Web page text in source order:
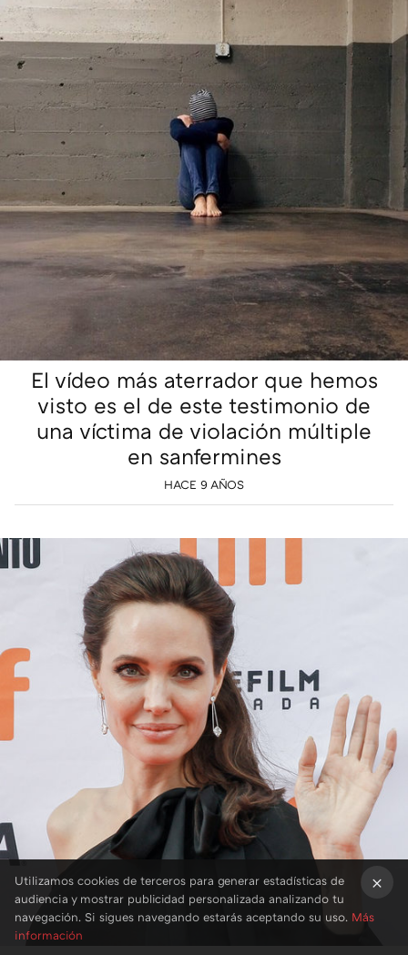
El vídeo más aterrador que hemos
visto es el de este testimonio de
una víctima de violación múltiple
en sanfermines
HACE 9 AÑOS
Utilizamos cookies de terceros para generar estadísticas de
audiencia y mostrar publicidad personalizada analizando tu
navegación. Si sigues navegando estarás aceptando su uso. Más
información